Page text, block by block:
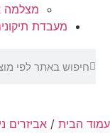
מצלמה
מעבדת
עמוד הבית / אביזרים